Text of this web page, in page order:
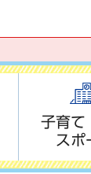
子育て
スポ